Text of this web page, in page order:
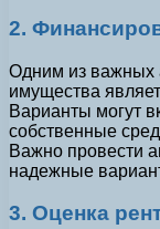
2.
Одним из важных
имущества
Варианты могут
собственные
Важно провести
надежные
3. Оценка